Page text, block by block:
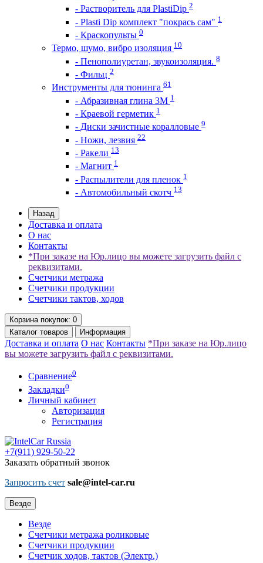
- Растворитель для PlastiDip 2
- Plasti Dip комплект "покрась сам" 1
- Краскопульты 0
Термо, шумо, вибро изоляция 10
- Пенополиуретан, звукоизоляция. 8
- Фильц 2
Инструменты для тюнинга 61
- Абразивная глина 3М 1
- Краевой герметик 1
- Диски зачистные коралловые 9
- Ножи, лезвия 22
- Ракели 13
- Магнит 1
- Распылители для пленок 1
- Автомобильный скотч 13
Назад
Доставка и оплата
О нас
Контакты
*При заказе на Юр.лицо вы можете загрузить файл с
реквизитами.
Счетчики метража
Счетчики продукции
Счетчики тактов, ходов
Корзина покупок: 0
Каталог товаров Информация
Доставка и оплата О нас Контакты *При заказе на Юр.лицо
вы можете загрузить файл с реквизитами.
Сравнение0
Закладки0
Личный кабинет
Авторизация
Регистрация
+7(911) 929-50-22
Заказать обратный звонок
Запросить счет sale@intel-car.ru
Везде
Везде
Счетчики метража роликовые
Счетчики продукции
Счетчик ходов, тактов (Электр.)